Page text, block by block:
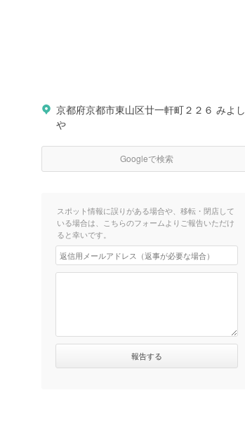
京都府京都市東山区廿一軒町２２６ みよし
や
Googleで検索
スポット情報に誤りがある場合や、移転・閉店して
いる場合は、こちらのフォームよりご報告いただけ
ると幸いです。